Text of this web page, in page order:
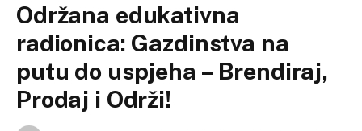
Održana edukativna
radionica: Gazdinstva na
putu do uspjeha – Brendiraj,
Prodaj i Održi!